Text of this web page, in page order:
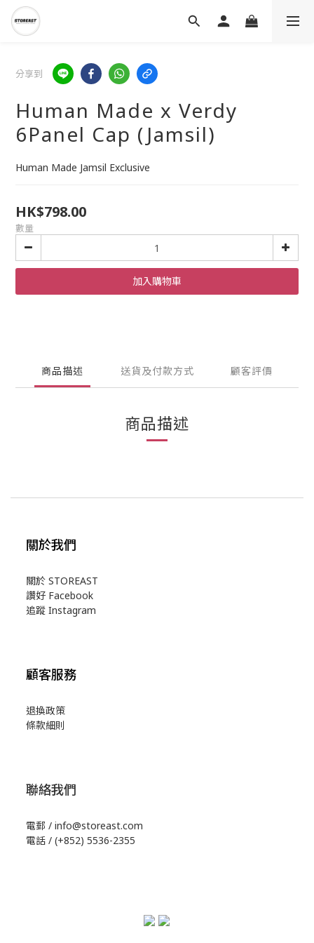
分享到
Human Made x Verdy
6Panel Cap (Jamsil)
Human Made Jamsil Exclusive
HK$798.00
數量
加入購物車
商品描述 送貨及付款方式 顧客評價
商品描述
關於我們
關於 STOREAST
讚好 Facebook
追蹤 Instagram
顧客服務
退換政策
條款細則
聯絡我們
電郵 / info@storeast.com
電話 / (+852) 5536-2355